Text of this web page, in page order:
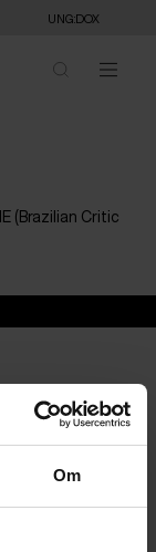
Om
UNG:DOX
(Brazilian Critic